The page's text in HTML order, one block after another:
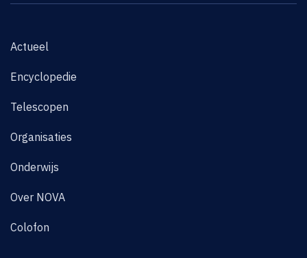
Actueel
Encyclopedie
Telescopen
Organisaties
Onderwijs
Over NOVA
Colofon